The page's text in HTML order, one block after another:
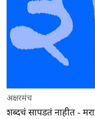
अक्षरमंच
शब्दचं सापडतं नाहीत -